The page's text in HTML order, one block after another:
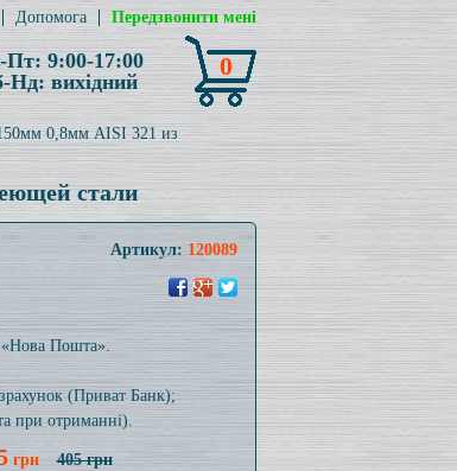
Допомога Передзвонити мені
9:00-17:00
Нд: вихідний
0
0,8мм AISI 321 из
стали
Артикул:120089
«Нова Пошта».
(Приват Банк);
при отриманні).
грн 405 грн